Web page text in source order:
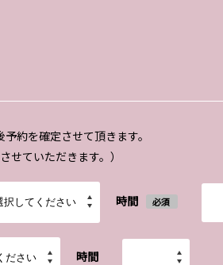
約を確定させて頂きます。
せていただきます。）
時間 必須
時間